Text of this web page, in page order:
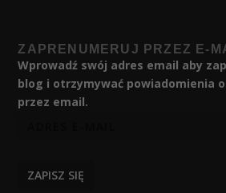
ZAPRENUMERUJ PRZEZ E-
Wprowadź swój adres email aby
blog i otrzymywać powiadomienia
przez email.
ZAPISZ SIĘ